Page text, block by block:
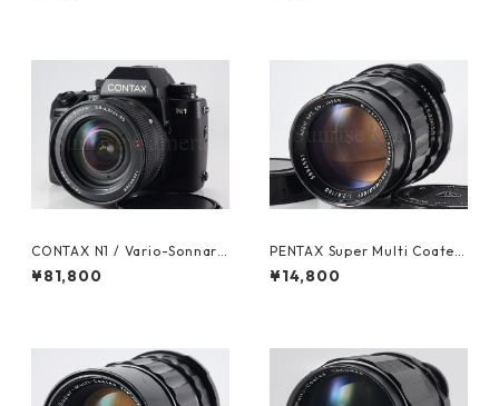
CONTAX N1 / Vario-Sonnar
24-85mm F3.5-4.5 コンタッ
クス (61606)
¥81,800
PENTAX Super Multi Coated
TAKUMAR 6×7 150mm F2.8
ペンタックス (61365)
¥14,800